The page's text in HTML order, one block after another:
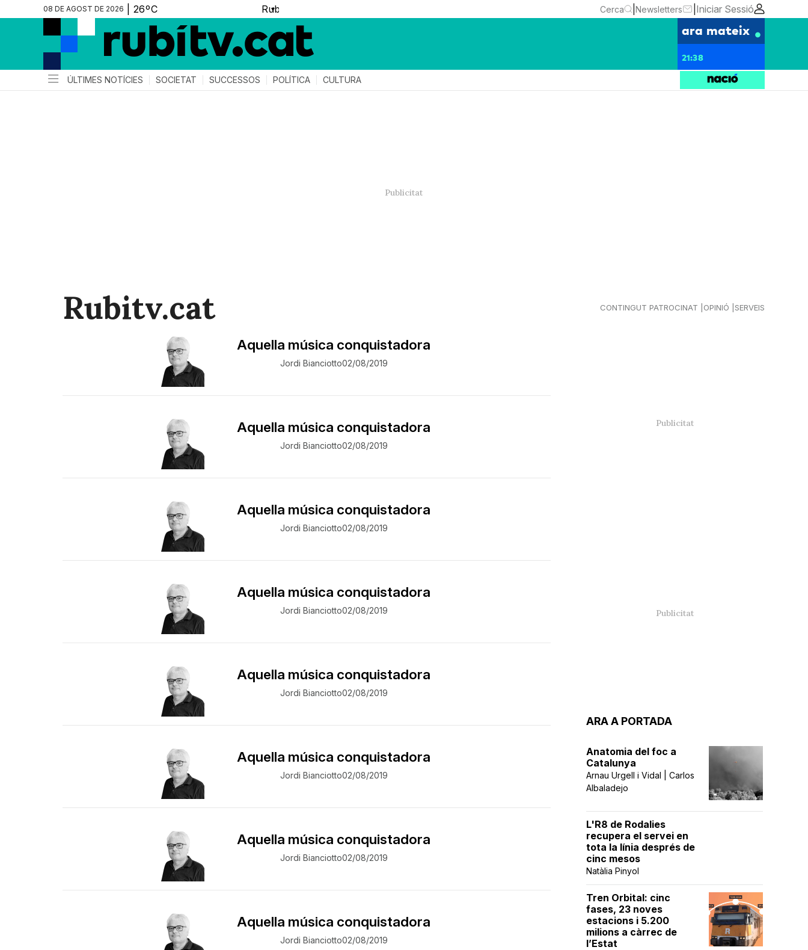
08 DE AGOST DE 2026 ▼ Cerca Newsletters Iniciar Sessió
ara mateix
21:38
ÚLTIMES NOTÍCIES SOCIETAT SUCCESSOS POLÍTICA CULTURA
Rubitv.cat CONTINGUT PATROCINAT OPINIÓ SERVEIS
​Aquella música conquistadora
Jordi Bianciotto02/08/2019
​Aquella música conquistadora
Jordi Bianciotto02/08/2019
​Aquella música conquistadora
Jordi Bianciotto02/08/2019
​Aquella música conquistadora
Jordi Bianciotto02/08/2019
​Aquella música conquistadora
Jordi Bianciotto02/08/2019
​Aquella música conquistadora
Jordi Bianciotto02/08/2019
​Aquella música conquistadora
Jordi Bianciotto02/08/2019
​Aquella música conquistadora
Jordi Bianciotto02/08/2019
ARA A PORTADA
Anatomia del foc a
Catalunya
Arnau Urgell i Vidal | Carlos
Albaladejo
L'R8 de Rodalies
recupera el servei en
tota la línia després de
cinc mesos
Natàlia Pinyol
Tren Orbital: cinc
fases, 23 noves
estacions i 5.200
milions a càrrec de
l’Estat